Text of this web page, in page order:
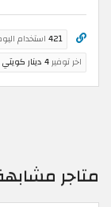
421استخدام
اخر توفير4 دينار كويتي
متاجر